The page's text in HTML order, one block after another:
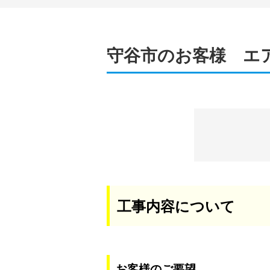
守谷市のお客様 エ
工事内容について